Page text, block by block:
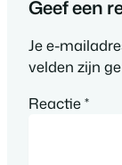
Geef een
Je e-
velden zijn
Reactie*